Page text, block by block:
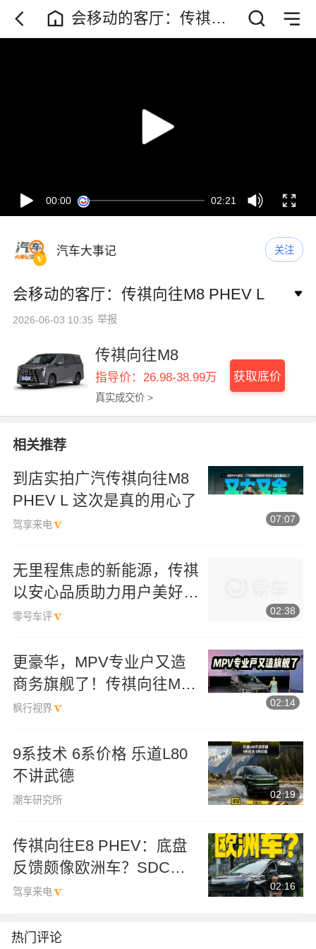
会移动的客厅：传祺向
往M8 PHEV L
00:00 02:21
汽车大事记 关注
会移动的客厅：传祺向往M8 PHEV L
2026-06-03 10:35 举报
传祺向往M8
指导价：26.98-38.99万
真实成交价 >
获取底价
相关推荐
到店实拍广汽传祺向往M8
PHEV L 这次是真的用心了
驾享来电
07:07
无里程焦虑的新能源，传祺
以安心品质助力用户美好出
行
零号车评
02:38
更豪华，MPV专业户又造
商务旗舰了！传祺向往M8
PHEV L 26.98万起
枫行视界
02:14
9系技术 6系价格 乐道L80
不讲武德
潮车研究所
02:19
传祺向往E8 PHEV：底盘
反馈颇像欧洲车？SDC电
磁悬架功劳颇大！
驾享来电
02:16
热门评论